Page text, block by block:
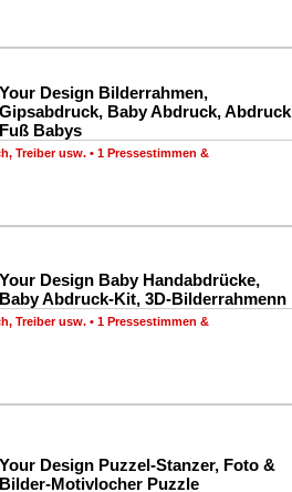
Your Design Bilderrahmen,
Gipsabdruck, Baby Abdruck, Abdruck
Fuß Babys
Treiber usw. • 1 Pressestimmen &
Your Design Baby Handabdrücke,
Baby Abdruck-Kit, 3D-Bilderrahmenn
Treiber usw. • 1 Pressestimmen &
Your Design Puzzel-Stanzer, Foto &
Bilder-Motivlocher Puzzle